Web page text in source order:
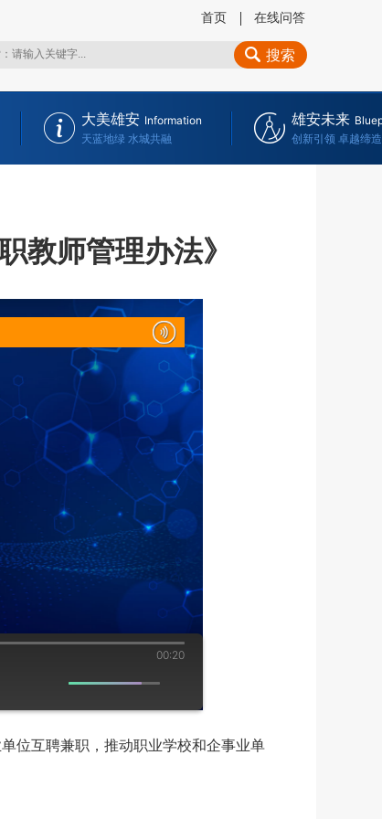
首页 在线问答
搜索
大美雄安 Information
天蓝地绿 水城共融
雄安未来
创新引领 卓越缔造
教师管理办法》
00:20
位互聘兼职，推动职业学校和企事业单